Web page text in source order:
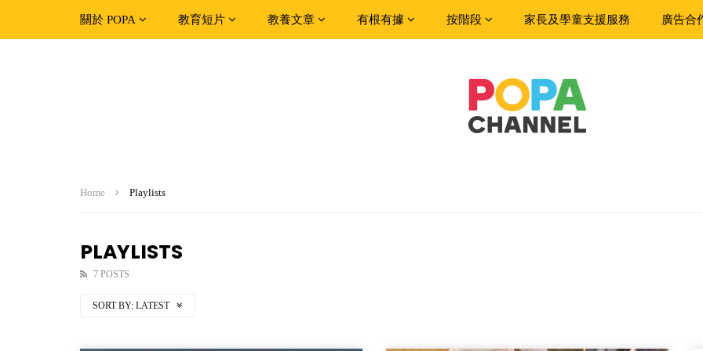
關於 POPA 教育短片 教養文章 有根有據 按階段 家長及學童支援服務 廣告合
Home Playlists
PLAYLISTS
7 POSTS
SORT BY: LATEST